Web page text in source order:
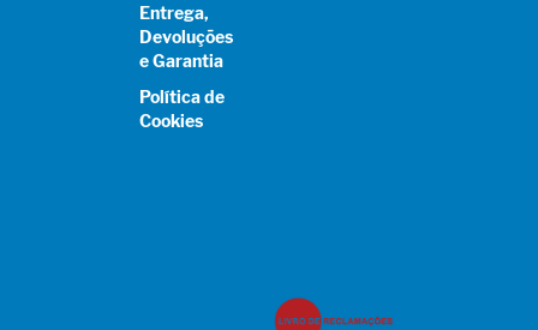
Entrega,
Devoluções
e Garantia
Política de
Cookies